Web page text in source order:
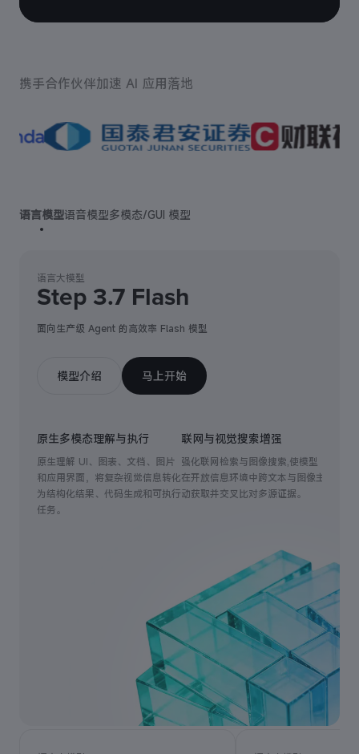
携手合作伙伴加速 AI 应用落地
语言模型语音模型多模态/GUI 模型
语言大模型
Step 3.7 Flash
面向生产级 Agent 的高效率 Flash 模型
模型介绍 马上开始
原生多模态理解与执行
原生理解 UI、图表、文档、图片
和应用界面，将复杂视觉信息转化
为结构化结果、代码生成和可执行
任务。
联网与视觉搜索增强
强化联网检索与图像搜索,使模型
在开放信息环境中跨文本与图像主
动获取并交叉比对多源证据。